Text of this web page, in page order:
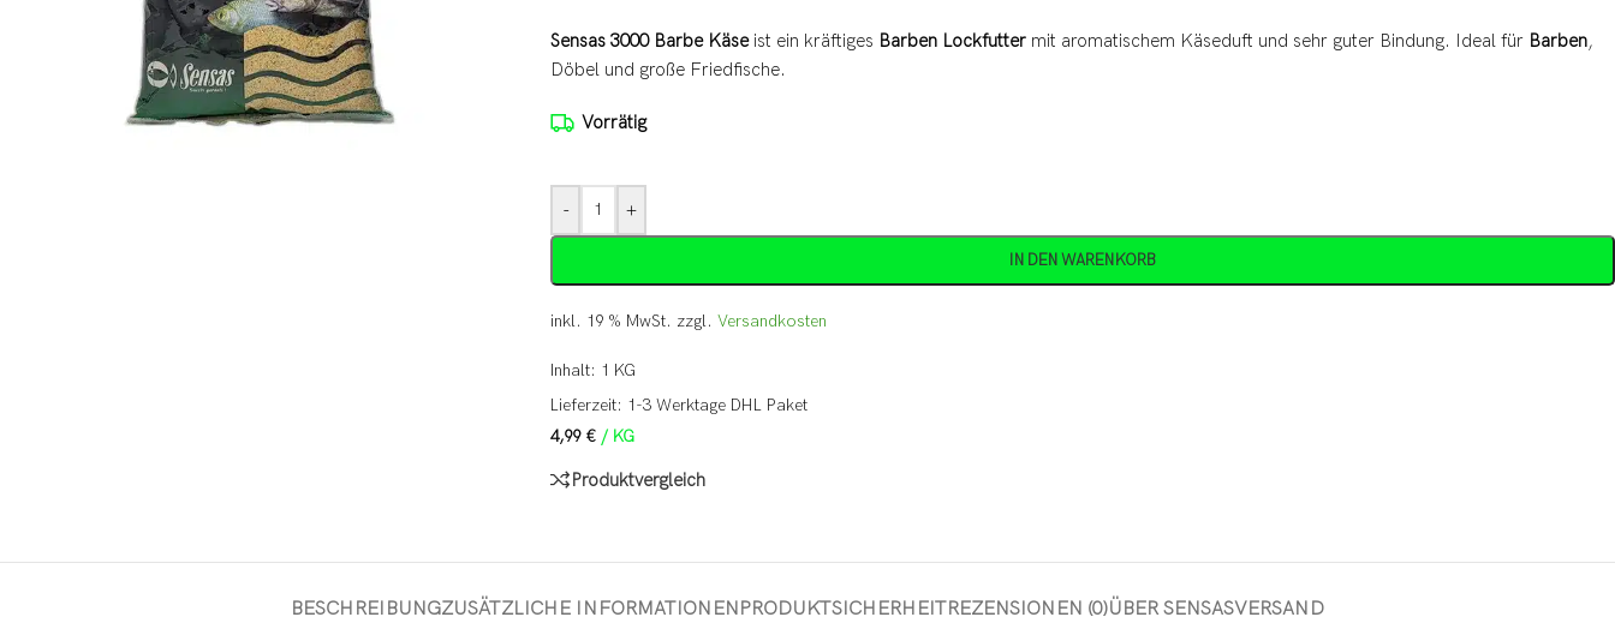
Sensas 3000 Barbe Käseist ein kräftiges Barben Lockfutter mit aromatischem Käseduft und sehr guter Bindung. Ideal für Barben,
Döbel und große Friedfische.
Vorrätig
- +
IN DEN WARENKORB
inkl. 19 % MwSt. zzgl. Versandkosten
Inhalt: 1 KG
Lieferzeit: 1-3 Werktage DHL Paket
4,99 € / KG
Produktvergleich
BESCHREIBUNGZUSÄTZLICHE INFORMATIONENPRODUKTSICHERHEITREZENSIONEN (0)ÜBER SENSASVERSAND